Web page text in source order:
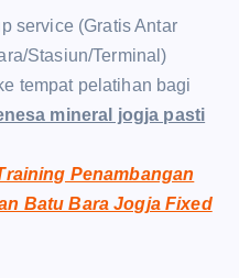
service (Gratis Antar
Stasiun/Terminal)
tempat pelatihan bagi
mineral jogja pasti
Penambangan
Batu Bara Jogja Fixed